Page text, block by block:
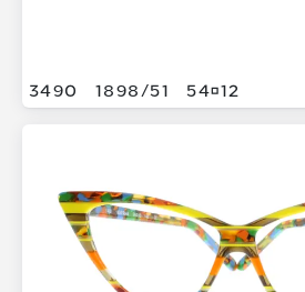
3490 1898/51 5412